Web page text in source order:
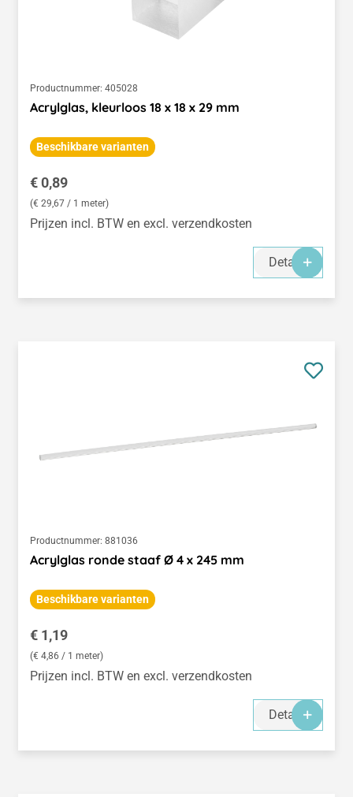
Productnummer: 405028
Acrylglas, kleurloos 18 x 18 x 29 mm
Beschikbare varianten
Normale prijs:
€ 0,89
(€ 29,67 / 1 meter)
Prijzen incl. BTW en excl. verzendkosten
Details
Productnummer: 881036
Acrylglas ronde staaf Ø 4 x 245 mm
Beschikbare varianten
Normale prijs:
€ 1,19
(€ 4,86 / 1 meter)
Prijzen incl. BTW en excl. verzendkosten
Details